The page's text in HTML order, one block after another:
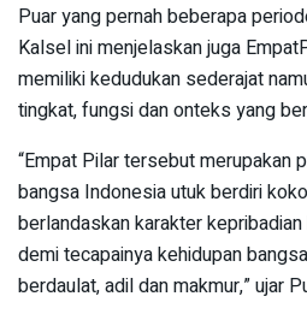
Puar yang pernah beberapa
Kalsel ini menjelaskan juga
memiliki kedudukan sederajat
tingkat, fungsi dan onteks yang
“Empat Pilar tersebut merupakan
bangsa Indonesia utuk berdiri
berlandaskan karakter
demi tecapainya kehidupan
berdaulat, adil dan makmur,” ujar